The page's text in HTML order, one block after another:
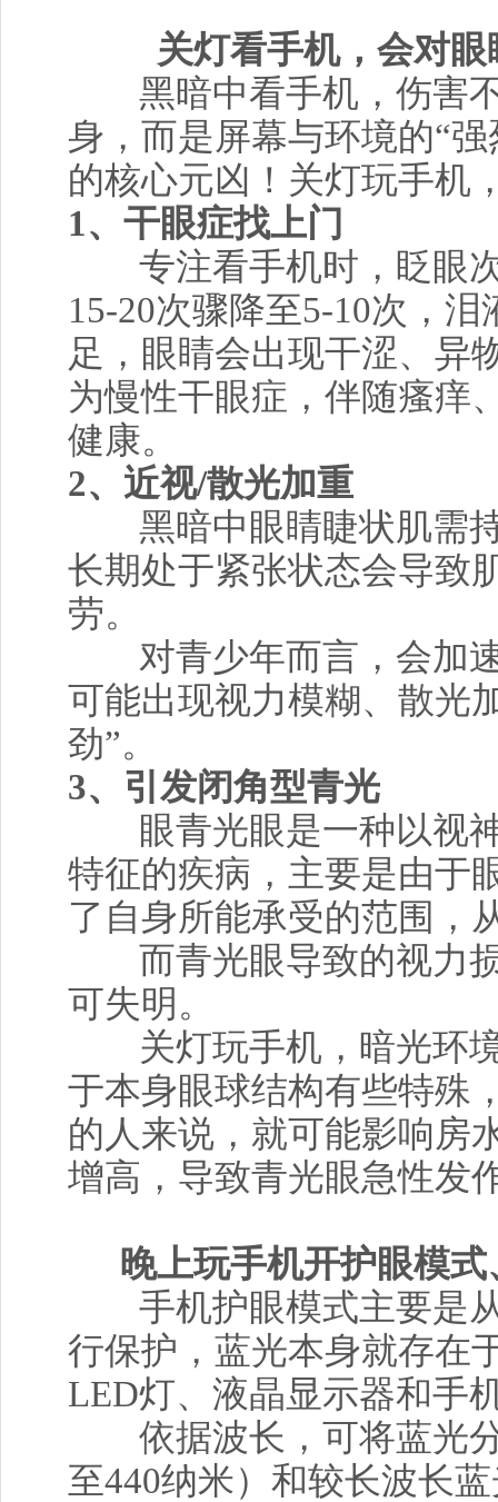
关灯看手机，会对
黑暗中看手机，伤害
身，而是屏幕与环境的“
的核心元凶！关灯玩手机
1、干眼症找上门
专注看手机时，眨眼
15-20次骤降至5-10次，
足，眼睛会出现干涩、异
为慢性干眼症，伴随瘙痒
健康。
2、近视/散光加重
黑暗中眼睛睫状肌需
长期处于紧张状态会导致
劳。
对青少年而言，会加
可能出现视力模糊、散光
劲”。
3、引发闭角型青光
眼青光眼是一种以视
特征的疾病，主要是由于
了自身所能承受的范围，
而青光眼导致的视力
可失明。
关灯玩手机，暗光环
于本身眼球结构有些特殊
的人来说，就可能影响房
增高，导致青光眼急性发
晚上玩手机开护眼模
手机护眼模式主要是
行保护，蓝光本身就存在
LED灯、液晶显示器和手
依据波长，可将蓝光
至440纳米）和较长波长